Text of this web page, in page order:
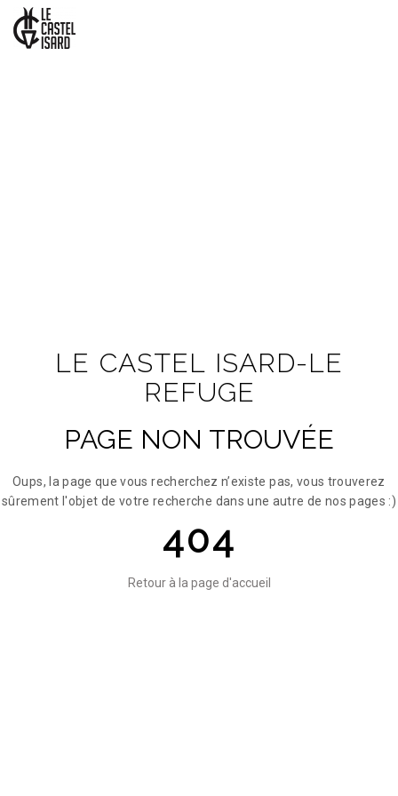
LE CASTEL ISARD-LE
REFUGE
PAGE NON TROUVÉE
Oups, la page que vous recherchez n’existe pas, vous trouverez
sûrement l'objet de votre recherche dans une autre de nos pages :)
404
Retour à la page d'accueil